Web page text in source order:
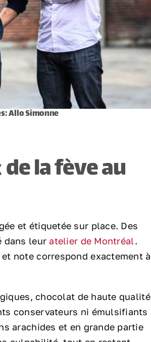
Allo Simonne
la fève au
et étiquetée sur place. Des
dans leur atelier de Montréal.
note correspond exactement à
chocolat de haute qualité
conservateurs ni émulsifiants
arachides et en grande partie